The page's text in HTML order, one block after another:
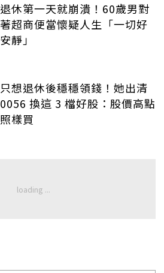
退休第一天就崩潰！60歲男對
著超商便當懷疑人生「一切好
安靜」
只想退休後穩穩領錢！她出清
0056 換這 3 檔好股：股價高點
照樣買